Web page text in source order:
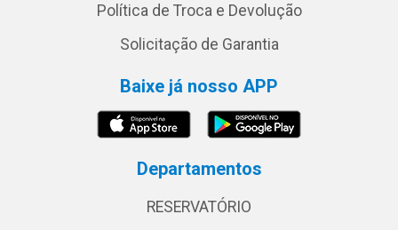
Política de Troca e Devolução
Solicitação de Garantia
Baixe já nosso APP
Departamentos
RESERVATÓRIO